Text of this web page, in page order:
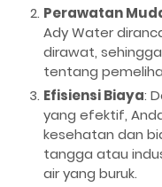
Perawatan
Ady Water
dirawat,
tentang
Efisiensi Biaya:
yang efektif,
kesehatan dan
tangga atau
air yang buruk.